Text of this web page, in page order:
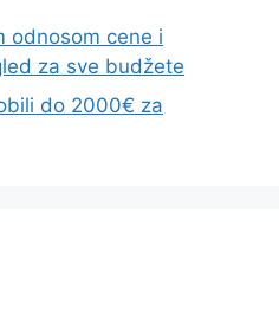
odnosom cene i
za sve budžete
do 2000€ za